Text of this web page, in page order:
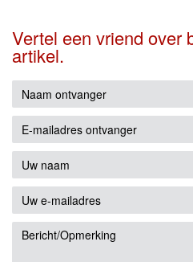
Vertel een vriend over
artikel.